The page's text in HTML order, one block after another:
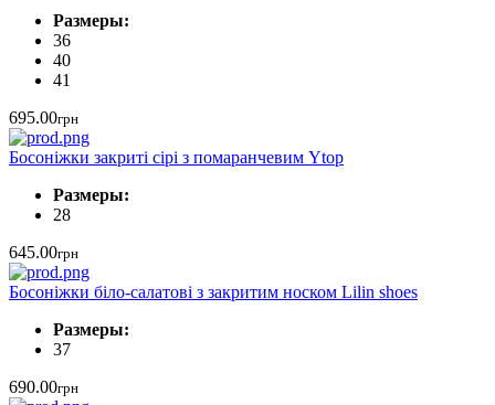
Размеры:
36
40
41
695.00грн
Босоніжки закриті сірі з помаранчевим Ytop
Размеры:
28
645.00грн
Босоніжки біло-салатові з закритим носком Lilin shoes
Размеры:
37
690.00грн